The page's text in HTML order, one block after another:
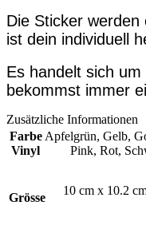
Die Sticker
ist dein individuell
Es handelt sich
bekommst immer
Zusätzliche Informationen
Farbe
Vinyl
Apfelgrün, Gelb,
Pink, Rot,
Grösse
10 cm x 10.2